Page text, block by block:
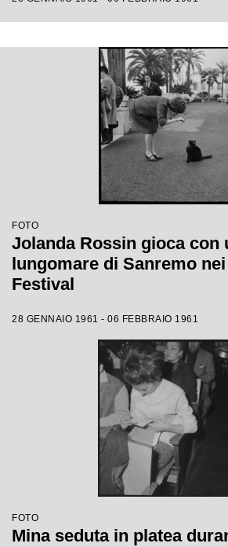
FOTO
Jolanda Rossin gioca con
lungomare di Sanremo
Festival
28 GENNAIO 1961 - 06 FEBBRAIO 1961
FOTO
Mina seduta in platea